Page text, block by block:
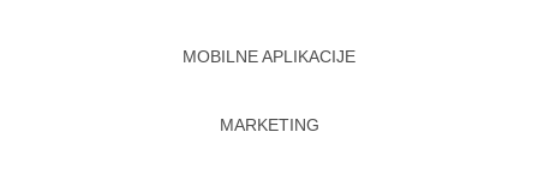
MOBILNE APLIKACIJE
MARKETING